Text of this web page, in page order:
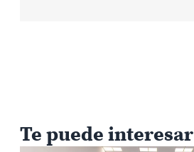
Te puede interesar